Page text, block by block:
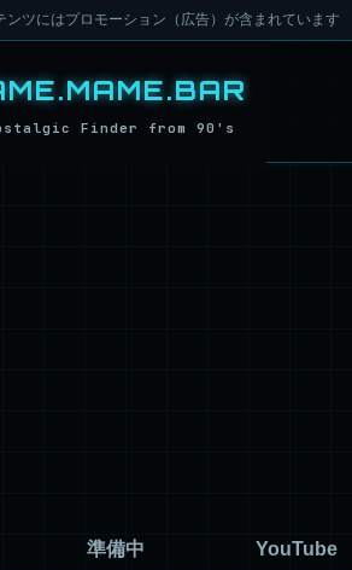
ンツにはプロモーション（広告）が含まれています
準備中 YouTube